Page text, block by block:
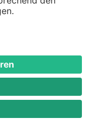
sind eingetragene
Hersteller.
Fun GmbH - Alle